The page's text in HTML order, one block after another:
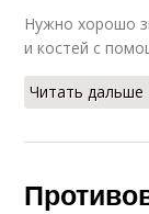
Нужно хорошо
и костей с
Читать